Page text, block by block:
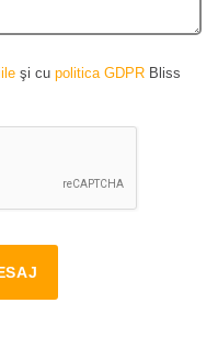
şi cu politica GDPR Bliss